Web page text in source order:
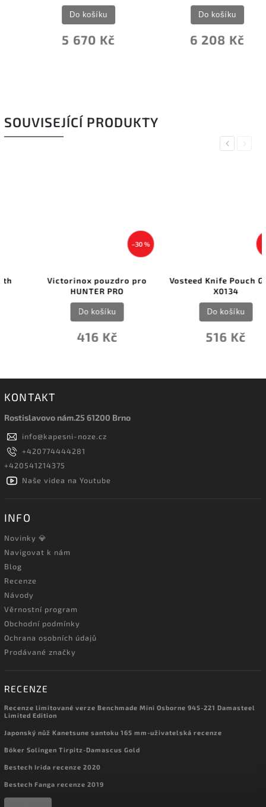
5 670 Kč
Do košíku
6 208 Kč
Do košíku
SOUVISEJÍCÍ PRODUKTY
Previous
Victorinox pouzdro pro
HUNTER PRO
416 Kč
Do košíku
Vosteed Knife Pouch Green
516 Kč
Do košíku
Next
KONTAKT
Rostislavovo nám.25 61200 Brno
info@kapesni-noze.cz
+420774444281
+420541214375
Naše videa na Youtube
INFO
Novinky 💎
Navigovat k nám
Blog
Recenze
Návody
Věrnostní program
Obchodní podmínky
Ochrana osobních údajů
Prodávané značky
RECENZE
Recenze limitované verze Benchmade Mini Osborne 945-221 Damasteel
Limited Edition
Japonský nůž Kanetsune santoku 165 mm-uživatelská recenze
Böker Solingen Tirpitz-Damascus Gold
Bestech Irida recenze 2020
Bestech Fanga recenze 2019